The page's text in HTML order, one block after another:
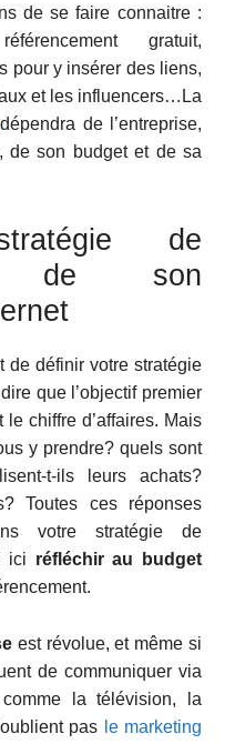
de se faire connaitre :
gratuit,
pour y insérer des liens,
et les influencers…La
dépendra de l’entreprise,
de son budget et de sa
de
de son
de définir votre stratégie
que l’objectif premier
le chiffre d’affaires. Mais
y prendre? quels sont
t-ils leurs achats?
Toutes ces réponses
votre stratégie de
ici réfléchir au budget
est révolue, et même si
de communiquer via
la télévision, la
pas le marketing